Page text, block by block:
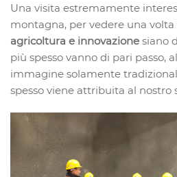
Una visita estremamente
montagna, per vedere una
agricoltura e innovazione siano
più spesso vanno di pari passo,
immagine solamente
spesso viene attribuita al nostro